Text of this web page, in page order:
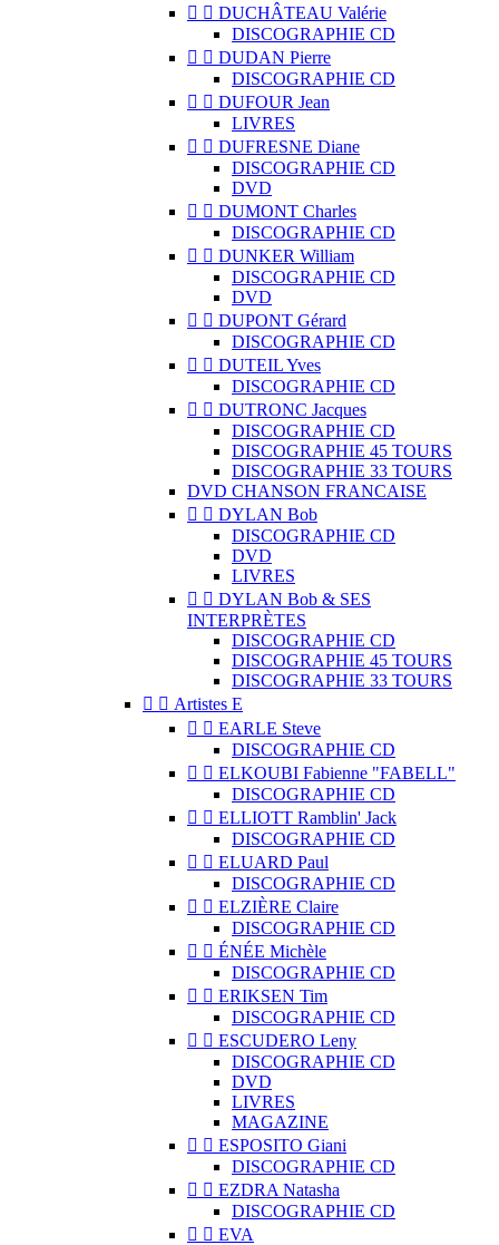
  DUCHÂTEAU Valérie
DISCOGRAPHIE CD
  DUDAN Pierre
DISCOGRAPHIE CD
  DUFOUR Jean
LIVRES
  DUFRESNE Diane
DISCOGRAPHIE CD
DVD
  DUMONT Charles
DISCOGRAPHIE CD
  DUNKER William
DISCOGRAPHIE CD
DVD
  DUPONT Gérard
DISCOGRAPHIE CD
  DUTEIL Yves
DISCOGRAPHIE CD
  DUTRONC Jacques
DISCOGRAPHIE CD
DISCOGRAPHIE 45 TOURS
DISCOGRAPHIE 33 TOURS
DVD CHANSON FRANCAISE
  DYLAN Bob
DISCOGRAPHIE CD
DVD
LIVRES
  DYLAN Bob & SES
INTERPRÈTES
DISCOGRAPHIE CD
DISCOGRAPHIE 45 TOURS
DISCOGRAPHIE 33 TOURS
  Artistes E
  EARLE Steve
DISCOGRAPHIE CD
  ELKOUBI Fabienne "FABELL"
DISCOGRAPHIE CD
  ELLIOTT Ramblin' Jack
DISCOGRAPHIE CD
  ELUARD Paul
DISCOGRAPHIE CD
  ELZIÈRE Claire
DISCOGRAPHIE CD
  ÉNÉE Michèle
DISCOGRAPHIE CD
  ERIKSEN Tim
DISCOGRAPHIE CD
  ESCUDERO Leny
DISCOGRAPHIE CD
DVD
LIVRES
MAGAZINE
  ESPOSITO Giani
DISCOGRAPHIE CD
  EZDRA Natasha
DISCOGRAPHIE CD
  EVA